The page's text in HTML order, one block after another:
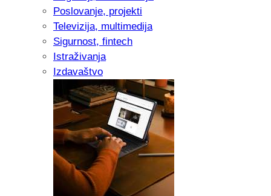
Poslovanje, projekti
Televizija, multimedija
Sigurnost, fintech
Istraživanja
Izdavaštvo